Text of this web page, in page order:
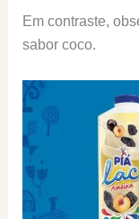
Em contraste,
sabor coco.